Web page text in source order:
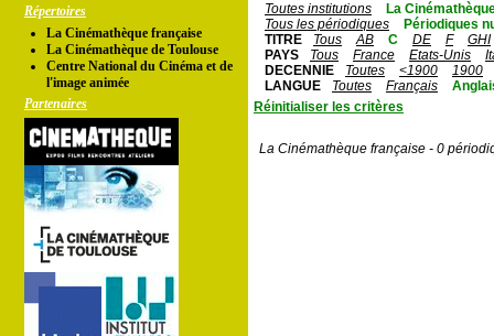
Répertoires
La Cinémathèque française
La Cinémathèque de Toulouse
Centre National du Cinéma et de
l'image animée
Partenaires
Toutes institutions
La
Tous les périodiques
Périodiques
TITRE
Tous AB C DE F
GHI
PAYS
Tous France Etats-Unis
DECENNIE
Toutes <1900
1900
LANGUE
Toutes Français
Réinitialiser les critères
La Cinémathèque française - 0